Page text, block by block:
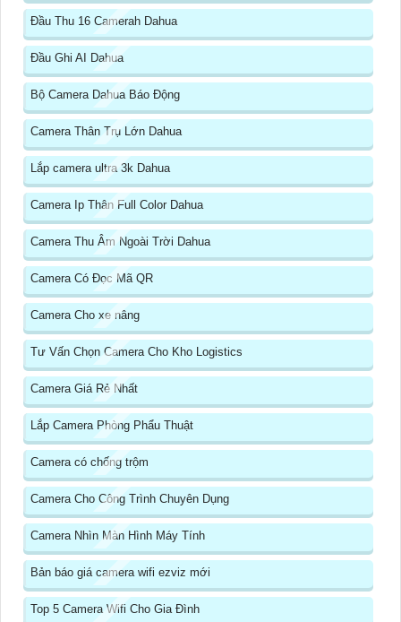
Đầu Thu 16 Camerah Dahua
Đầu Ghi AI Dahua
Bộ Camera Dahua Báo Động
Camera Thân Trụ Lớn Dahua
Lắp camera ultra 3k Dahua
Camera Ip Thân Full Color Dahua
Camera Thu Âm Ngoài Trời Dahua
Camera Có Đọc Mã QR
Camera Cho xe nâng
Tư Vấn Chọn Camera Cho Kho Logistics
Camera Giá Rẻ Nhất
Lắp Camera Phòng Phẩu Thuật
Camera có chống trộm
Camera Cho Công Trình Chuyên Dụng
Camera Nhìn Màn Hình Máy Tính
Bản báo giá camera wifi ezviz mới
Top 5 Camera Wifi Cho Gia Đình